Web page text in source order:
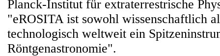
Planck-Institut für extraterrestrische
"eROSITA ist sowohl wissenschaftlich
technologisch weltweit ein
Röntgenastronomie".